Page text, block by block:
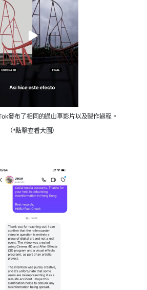
發布了相同的過山車影片以及製作過程。
（*點擊查看大圖）